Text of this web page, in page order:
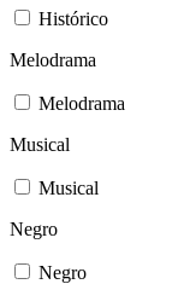
Histórico
Melodrama
Melodrama
Musical
Musical
Negro
Negro